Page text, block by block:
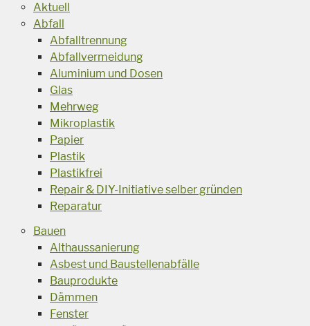
Aktuell
Abfall
Abfalltrennung
Abfallvermeidung
Aluminium und Dosen
Glas
Mehrweg
Mikroplastik
Papier
Plastik
Plastikfrei
Repair & DIY-Initiative selber gründen
Reparatur
Bauen
Althaussanierung
Asbest und Baustellenabfälle
Bauprodukte
Dämmen
Fenster